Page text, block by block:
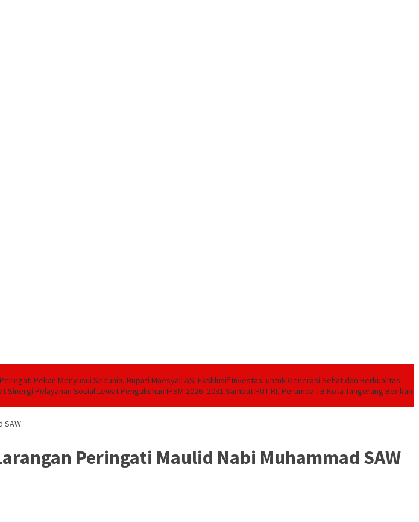
Peringati Pekan Menyusui Sedunia, Bupati Maesyal: ASI Eksklusif Investasi untuk Generasi Sehat dan Berkualitas
Sinergi Pelayanan Sosial Lewat Pengukuhan IPSM 2026–2031 Sambut HUT RI, Perumda TB Kota Tangerang Berikan
SAW
Peringati Maulid Nabi Muhammad SAW